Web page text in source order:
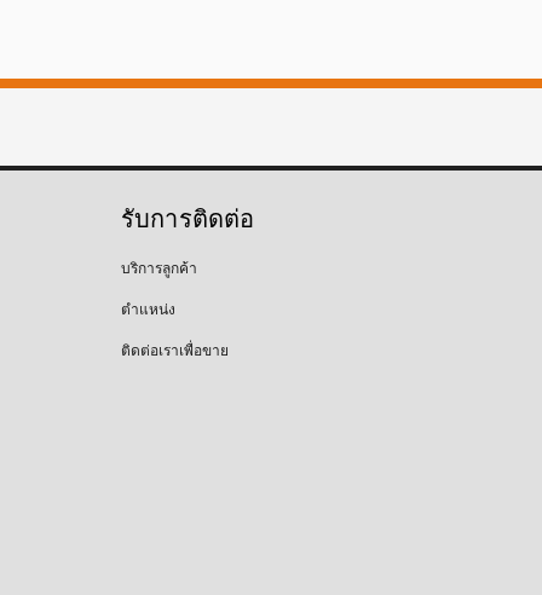
รับการติดต่อ
บริการลูกค้า
ตำแหน่ง
ติดต่อเราเพื่อขาย